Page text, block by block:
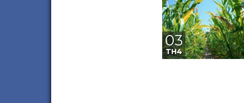
03
TH4